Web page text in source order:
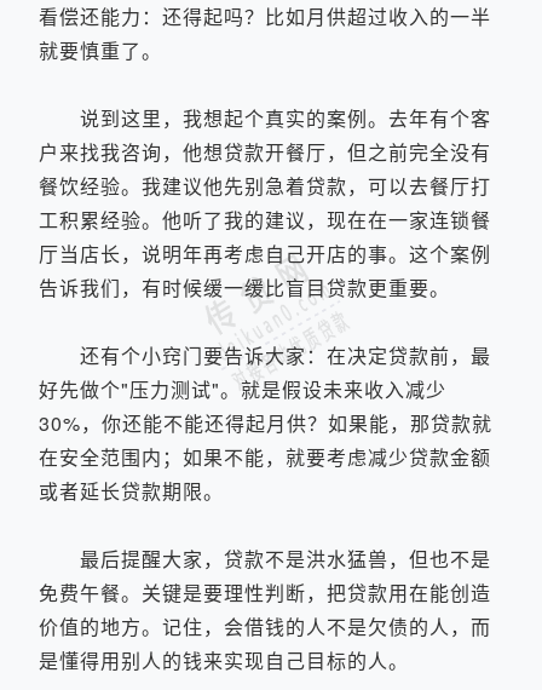
看偿还能力：还得起吗？比如月供超过收入的一半
就要慎重了。
说到这里，我想起个真实的案例。去年有个客
户来找我咨询，他想贷款开餐厅，但之前完全没有
餐饮经验。我建议他先别急着贷款，可以去餐厅打
工积累经验。他听了我的建议，现在在一家连锁餐
厅当店长，说明年再考虑自己开店的事。这个案例
告诉我们，有时候缓一缓比盲目贷款更重要。
还有个小窍门要告诉大家：在决定贷款前，最
好先做个"压力测试"。就是假设未来收入减少
30%，你还能不能还得起月供？如果能，那贷款就
在安全范围内；如果不能，就要考虑减少贷款金额
或者延长贷款期限。
最后提醒大家，贷款不是洪水猛兽，但也不是
免费午餐。关键是要理性判断，把贷款用在能创造
价值的地方。记住，会借钱的人不是欠债的人，而
是懂得用别人的钱来实现自己目标的人。